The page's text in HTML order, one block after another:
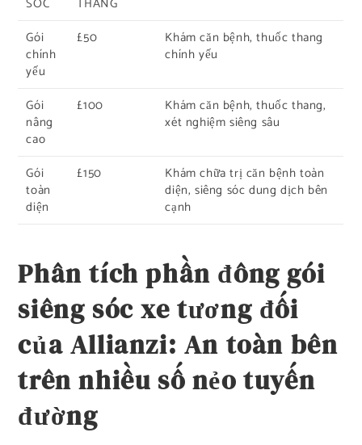
Gói
chính
yếu
£50
Khám căn bệnh, thuốc thang
chính yếu
Gói
nâng
cao
£100
Khám căn bệnh, thuốc thang,
xét nghiệm siêng sâu
Gói
toàn
diện
£150
Khám chữa trị căn bệnh toàn
diện, siêng sóc dung dịch bên
cạnh
Phân tích phần đông gói
siêng sóc xe tương đối
của Allianzi: An toàn bên
trên nhiều số nẻo tuyến
đường